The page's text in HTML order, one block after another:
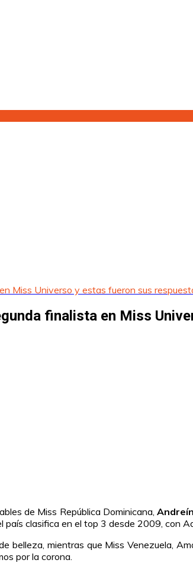
Miss Universo y estas fueron sus
finalista en Miss
de Miss República Dominicana,
clasifica en el top 3 desde 2009, con
belleza, mientras que Miss Venezuela,
por la corona.